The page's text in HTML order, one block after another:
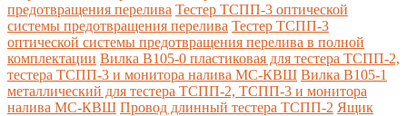
предотвращения перелива Тестер ТСПП-3 оптической
системы предотвращения перелива Тестер ТСПП-3
оптической системы предотвращения перелива в полной
комплектации Вилка В105-0 пластиковая для тестера ТСПП-2,
тестера ТСПП-3 и монитора налива МС-КВШ Вилка В105-1
металлический для тестера ТСПП-2, ТСПП-3 и монитора
налива МС-КВШ Провод длинный тестера ТСПП-2 Ящик